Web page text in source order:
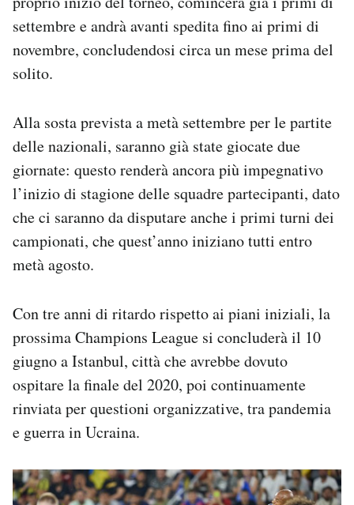
settembre e andrà avanti spedita fino ai primi di
novembre, concludendosi circa un mese prima del
solito.
Alla sosta prevista a metà settembre per le partite
delle nazionali, saranno già state giocate due
giornate: questo renderà ancora più impegnativo
l’inizio di stagione delle squadre partecipanti, dato
che ci saranno da disputare anche i primi turni dei
campionati, che quest’anno iniziano tutti entro
metà agosto.
Con tre anni di ritardo rispetto ai piani iniziali, la
prossima Champions League si concluderà il 10
giugno a Istanbul, città che avrebbe dovuto
ospitare la finale del 2020, poi continuamente
rinviata per questioni organizzative, tra pandemia
e guerra in Ucraina.